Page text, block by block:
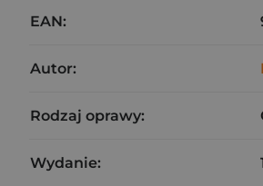
EAN:
Autor:
Rodzaj oprawy:
Wydanie: